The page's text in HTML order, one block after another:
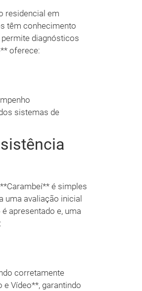
residencial em
têm conhecimento
diagnósticos
oferece:
sistemas de
é simples
uma avaliação inicial
apresentado e, uma
corretamente
e Vídeo**, garantindo